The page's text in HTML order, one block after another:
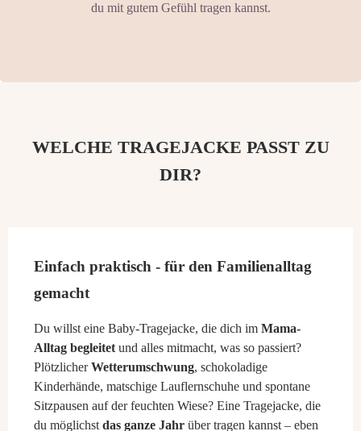
du mit gutem Gefühl tragen kannst.
WELCHE TRAGEJACKE PASST ZU
DIR?
Einfach praktisch - für den Familienalltag
gemacht
Du willst eine Baby-Tragejacke, die dich im Mama-
Alltag begleitet und alles mitmacht, was so passiert?
PlötzlicherWetterumschwung, schokoladige
Kinderhände, matschige Lauflernschuhe und spontane
Sitzpausen auf der feuchten Wiese? Eine Tragejacke, die
du möglichst das ganze Jahr über tragen kannst – eben